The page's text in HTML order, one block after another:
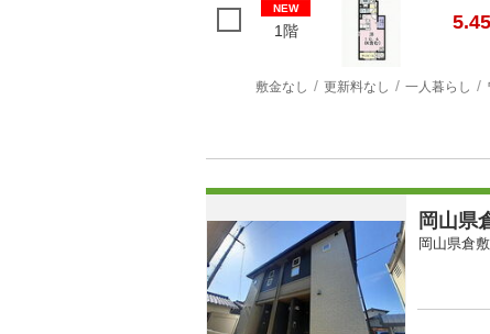
NEW
1階 5.45
敷金なし 更新料なし 一人暮らし
岡山県
岡山県倉